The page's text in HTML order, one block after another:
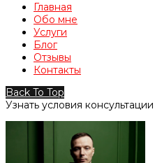
Главная
Обо мне
Услуги
Блог
Отзывы
Контакты
Back To Top
Узнать условия консультации